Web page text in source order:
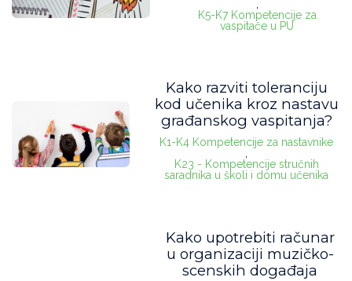
K5-K7 Kompetencije za
vaspitače u PU
Kako razviti toleranciju
kod učenika kroz nastavu
građanskog vaspitanja?
K1-K4 Kompetencije za nastavnike
,
K23 - Kompetencije stručnih
saradnika u školi i domu učenika
Kako upotrebiti računar
u organizaciji muzičko-
scenskih događaja